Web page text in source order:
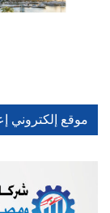
موقع إلكتروني